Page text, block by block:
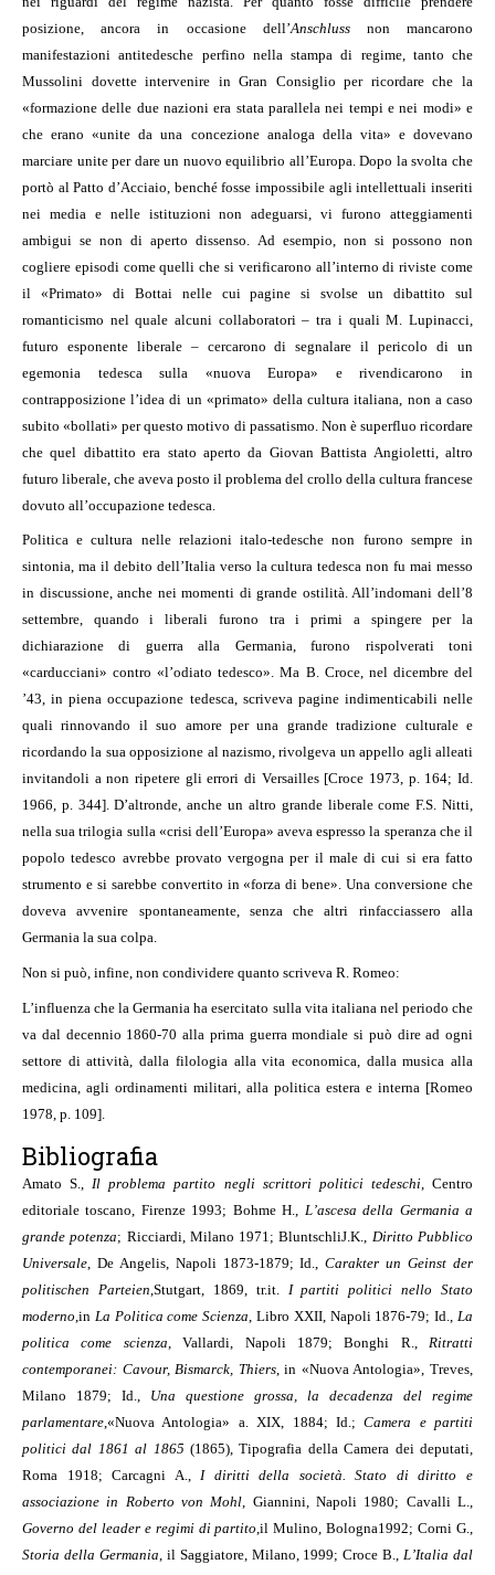
posizione, ancora in occasione dell’Anschlussnon mancarono
manifestazioni antitedesche perfino nella stampa di regime, tanto che
Mussolini dovette intervenire in Gran Consiglio per ricordare che la
«formazione delle due nazioni era stata parallela nei tempi e nei modi» e
che erano «unite da una concezione analoga della vita» e dovevano
marciare unite per dare un nuovo equilibrio all’Europa. Dopo la svolta che
portò al Patto d’Acciaio, benché fosse impossibile agli intellettuali inseriti
nei media e nelle istituzioni non adeguarsi, vi furono atteggiamenti
ambigui se non di aperto dissenso. Ad esempio, non si possono non
cogliere episodi come quelli che si verificarono all’interno di riviste come
il «Primato» di Bottai nelle cui pagine si svolse un dibattito sul
romanticismo nel quale alcuni collaboratori – tra i quali M. Lupinacci,
futuro esponente liberale – cercarono di segnalare il pericolo di un
egemonia tedesca sulla «nuova Europa» e rivendicarono in
contrapposizione l’idea di un «primato» della cultura italiana, non a caso
subito «bollati» per questo motivo di passatismo. Non è superfluo ricordare
che quel dibattito era stato aperto da Giovan Battista Angioletti, altro
futuro liberale, che aveva posto il problema del crollo della cultura francese
dovuto all’occupazione tedesca.
Politica e cultura nelle relazioni italo-tedesche non furono sempre in
sintonia, ma il debito dell’Italia verso la cultura tedesca non fu mai messo
in discussione, anche nei momenti di grande ostilità. All’indomani dell’8
settembre, quando i liberali furono tra i primi a spingere per la
dichiarazione di guerra alla Germania, furono rispolverati toni
«carducciani» contro «l’odiato tedesco». Ma B. Croce, nel dicembre del
’43, in piena occupazione tedesca, scriveva pagine indimenticabili nelle
quali rinnovando il suo amore per una grande tradizione culturale e
ricordando la sua opposizione al nazismo, rivolgeva un appello agli alleati
invitandoli a non ripetere gli errori di Versailles [Croce 1973, p. 164; Id.
1966, p. 344]. D’altronde, anche un altro grande liberale come F.S. Nitti,
nella sua trilogia sulla «crisi dell’Europa» aveva espresso la speranza che il
popolo tedesco avrebbe provato vergogna per il male di cui si era fatto
strumento e si sarebbe convertito in «forza di bene». Una conversione che
doveva avvenire spontaneamente, senza che altri rinfacciassero alla
Germania la sua colpa.
Non si può, infine, non condividere quanto scriveva R. Romeo:
L’influenza che la Germania ha esercitato sulla vita italiana nel periodo che
va dal decennio 1860-70 alla prima guerra mondiale si può dire ad ogni
settore di attività, dalla filologia alla vita economica, dalla musica alla
medicina, agli ordinamenti militari, alla politica estera e interna [Romeo
1978, p. 109].
Bibliografia
Amato S.,Il problema partito negli scrittori politici tedeschi, Centro
editoriale toscano, Firenze 1993; Bohme H., L’ascesa della Germania a
grande potenza; Ricciardi, Milano 1971; BluntschliJ.K., Diritto Pubblico
Universale, De Angelis, Napoli 1873-1879; Id., Carakter un Geinst der
politischen Parteien,Stutgart, 1869, tr.it.I partiti politici nello Stato
moderno,in La Politica come Scienza, Libro XXII, Napoli 1876-79; Id.,La
politica come scienza, Vallardi, Napoli 1879; Bonghi R., Ritratti
contemporanei: Cavour, Bismarck, Thiers, in «Nuova Antologia», Treves,
Milano 1879; Id., Una questione grossa, la decadenza del regime
parlamentare,«Nuova Antologia» a. XIX, 1884; Id.;Camera e partiti
politici dal 1861 al 1865 (1865), Tipografia della Camera dei deputati,
Roma 1918; Carcagni A.,I diritti della società. Stato di diritto e
associazione in Roberto von Mohl, Giannini, Napoli 1980; Cavalli L.,
Governo del leader e regimi di partito,il Mulino, Bologna1992; Corni G.,
Storia della Germania, il Saggiatore, Milano, 1999; Croce B.,L’Italia dal